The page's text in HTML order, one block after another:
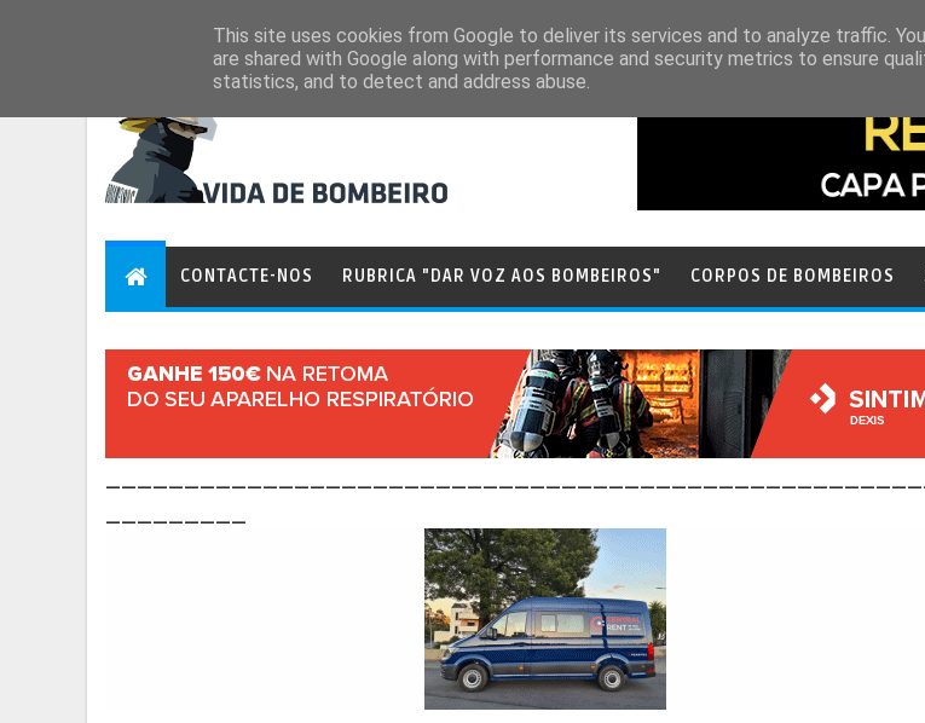
CONTACTE-NOS RUBRICA "DAR VOZ AOS BOMBEIROS" CORPOS DE BOMBEIROS
This site uses cookies from Google to deliver its services and to analyze traffic.
are shared with Google along with performance and security metrics to ensure
statistics, and to detect and address abuse.